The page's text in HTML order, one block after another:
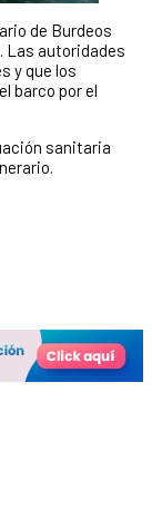
de Burdeos
Las autoridades
y que los
barco por el
sanitaria